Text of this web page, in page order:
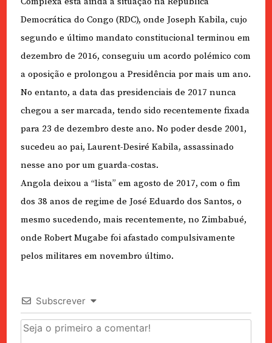
Democrática do Congo (RDC), onde Joseph Kabila, cujo
segundo e último mandato constitucional terminou em
dezembro de 2016, conseguiu um acordo polémico com
a oposição e prolongou a Presidência por mais um ano.
No entanto, a data das presidenciais de 2017 nunca
chegou a ser marcada, tendo sido recentemente fixada
para 23 de dezembro deste ano. No poder desde 2001,
sucedeu ao pai, Laurent-Desiré Kabila, assassinado
nesse ano por um guarda-costas.
Angola deixou a “lista” em agosto de 2017, com o fim
dos 38 anos de regime de José Eduardo dos Santos, o
mesmo sucedendo, mais recentemente, no Zimbabué,
onde Robert Mugabe foi afastado compulsivamente
pelos militares em novembro último.
Subscrever